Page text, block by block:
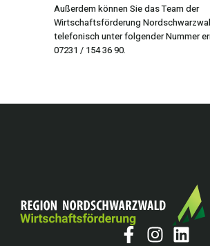
Außerdem können Sie das Team der
Wirtschaftsförderung
telefonisch unter folgender Nummer
07231 / 154 36 90.